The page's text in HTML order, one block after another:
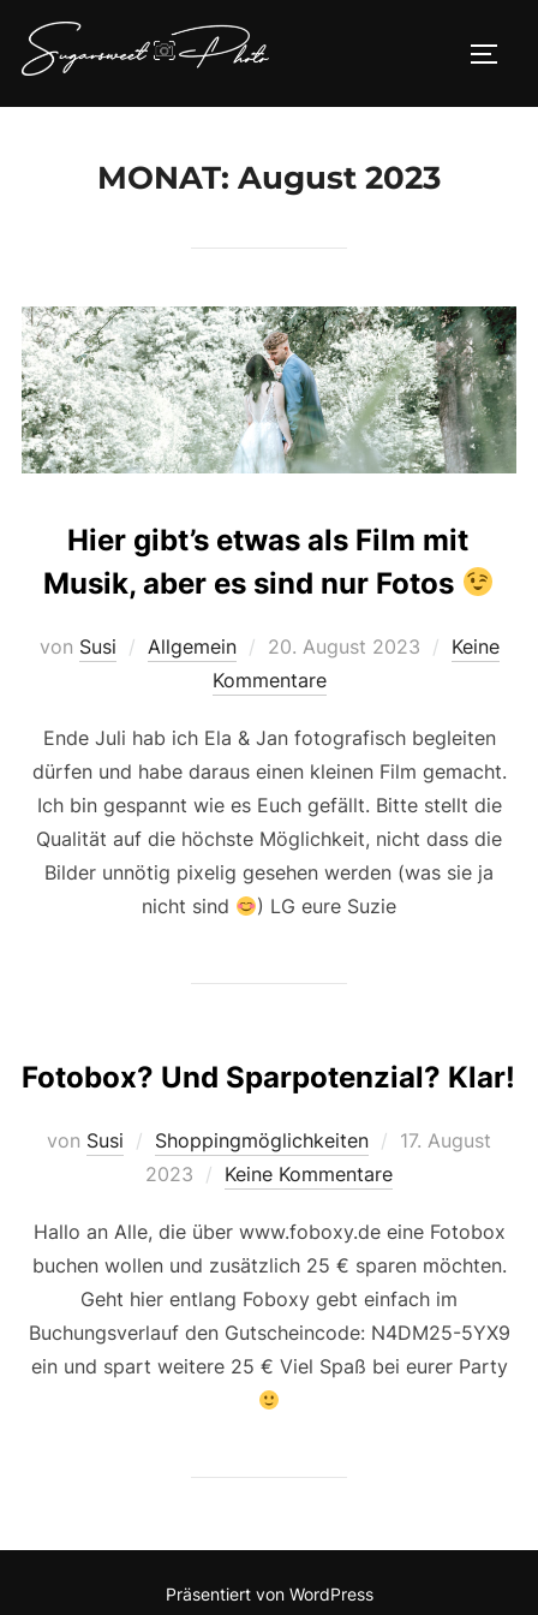
Inhalt
springen
MONAT: August 2023
Hier gibt’s etwas als Film mit
Musik, aber es sind nur Fotos
von Susi Allgemein
Veröffentlicht
am
20. August 2023
Keine
Kommentare
Ende Juli hab ich Ela & Jan fotografisch begleiten
dürfen und habe daraus einen kleinen Film gemacht.
Ich bin gespannt wie es Euch gefällt. Bitte stellt die
Qualität auf die höchste Möglichkeit, nicht dass die
Bilder unnötig pixelig gesehen werden (was sie ja
nicht sind
) LG eure Suzie
Fotobox? Und Sparpotenzial? Klar!
von Susi Shoppingmöglichkeiten
Veröffentlicht
17. August
2023
Keine Kommentare
Hallo an Alle, die über www.foboxy.de eine Fotobox
buchen wollen und zusätzlich 25 € sparen möchten.
Geht hier entlang Foboxy gebt einfach im
Buchungsverlauf den Gutscheincode: N4DM25-5YX9
ein und spart weitere 25 € Viel Spaß bei eurer Party
Präsentiert von WordPress